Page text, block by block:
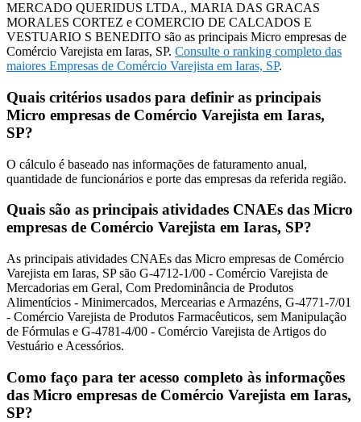
MERCADO QUERIDUS LTDA., MARIA DAS GRACAS
MORALES CORTEZ e COMERCIO DE CALCADOS E
VESTUARIO S BENEDITO são as principais Micro empresas de
Comércio Varejista em Iaras, SP. Consulte o ranking completo das
maiores Empresas de Comércio Varejista em Iaras, SP.
Quais critérios usados para definir as principais
Micro empresas de Comércio Varejista em Iaras,
SP?
O cálculo é baseado nas informações de faturamento anual,
quantidade de funcionários e porte das empresas da referida região.
Quais são as principais atividades CNAEs das Micro
empresas de Comércio Varejista em Iaras, SP?
As principais atividades CNAEs das Micro empresas de Comércio
Varejista em Iaras, SP são G-4712-1/00 - Comércio Varejista de
Mercadorias em Geral, Com Predominância de Produtos
Alimentícios - Minimercados, Mercearias e Armazéns, G-4771-7/01
- Comércio Varejista de Produtos Farmacêuticos, sem Manipulação
de Fórmulas e G-4781-4/00 - Comércio Varejista de Artigos do
Vestuário e Acessórios.
Como faço para ter acesso completo às informações
das Micro empresas de Comércio Varejista em Iaras,
SP?